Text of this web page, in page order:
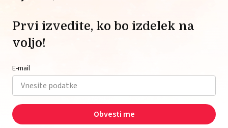
Prvi izvedite, ko bo izdelek na
voljo!
E-mail
Obvesti me